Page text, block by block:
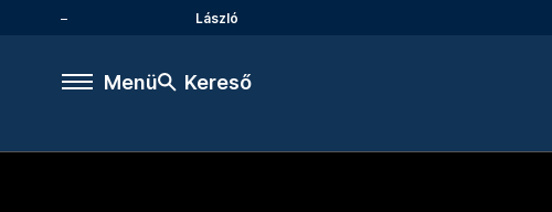
László
Menü Kereső